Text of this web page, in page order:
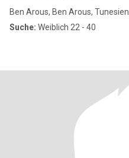
Ben Arous, Ben Arous, Tunesien
Suche: Weiblich 22 - 40